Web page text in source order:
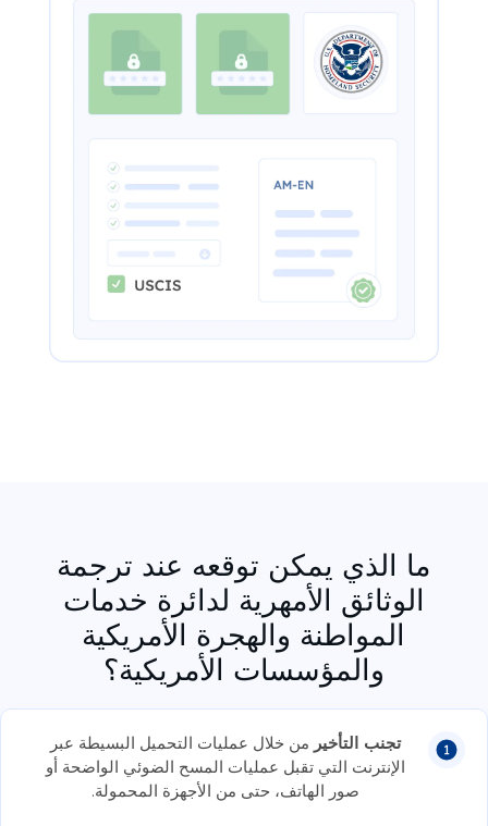
ما الذي يمكن توقعه عند ترجمة
الوثائق الأمهرية لدائرة خدمات
المواطنة والهجرة الأمريكية
والمؤسسات الأمريكية؟
تجنب التأخير من خلال عمليات التحميل البسيطة عبر
الإنترنت التي تقبل عمليات المسح الضوئي الواضحة أو
صور الهاتف، حتى من الأجهزة المحمولة.